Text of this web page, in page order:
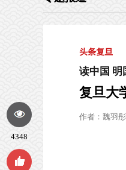
头条复旦
读中国 明
复旦大
作者： 魏羽彤
4348